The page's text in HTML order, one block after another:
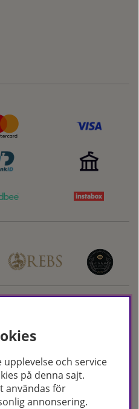
inom hudvård, hårvård och
över 50 års erfarenhet och
att hitta rätt produkter och
enkelt på hudoteket.se eller
och service
på denna sajt.
användas för
annonsering.